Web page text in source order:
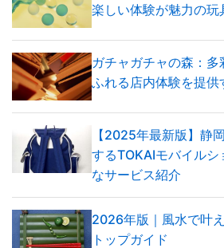
楽しい体験が魅力の玩
ガチャガチャの森：
ふれる店内体験を提供
【2025年最新版】静
するTOKAIモバイル
なサービス紹介
2026年版｜風水で叶
トップガイド